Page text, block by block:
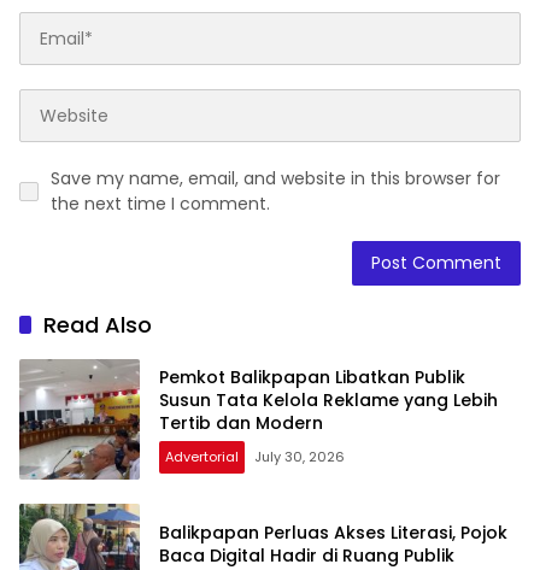
Save my name, email, and website in this browser for
the next time I comment.
Read Also
Pemkot Balikpapan Libatkan Publik
Susun Tata Kelola Reklame yang Lebih
Tertib dan Modern
Advertorial July 30, 2026
Balikpapan Perluas Akses Literasi, Pojok
Baca Digital Hadir di Ruang Publik